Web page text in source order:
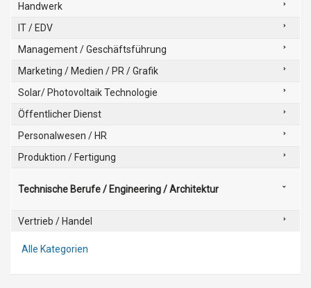
Handwerk
IT / EDV
Management / Geschäftsführung
Marketing / Medien / PR / Grafik
Solar/ Photovoltaik Technologie
Öffentlicher Dienst
Personalwesen / HR
Produktion / Fertigung
Technische Berufe / Engineering / Architektur
Vertrieb / Handel
Alle Kategorien